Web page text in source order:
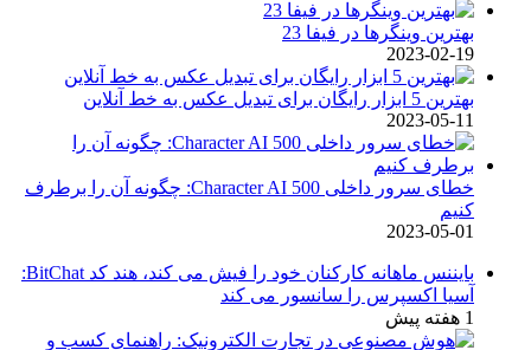
بهترین وینگرها در فیفا 23
2023-02-19
بهترین 5 ابزار رایگان برای تبدیل عکس به خط آنلاین
2023-05-11
خطای سرور داخلی Character AI 500: چگونه آن را برطرف
کنیم
2023-05-01
بایننس ماهانه کارکنان خود را فیش می کند، هند کد BitChat:
آسیا اکسپرس را سانسور می کند
1 هفته پیش